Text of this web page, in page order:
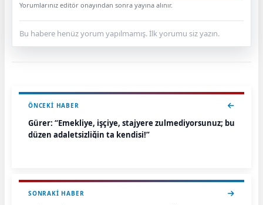
Yorumlarınız editör onayından sonra yayına alınır.
Bu habere henüz yorum yapılmamış. İlk yorumu siz yazın.
ÖNCEKI HABER
Gürer: “Emekliye, işçiye, stajyere zulmediyorsunuz; bu
düzen adaletsizliğin ta kendisi!”
SONRAKI HABER